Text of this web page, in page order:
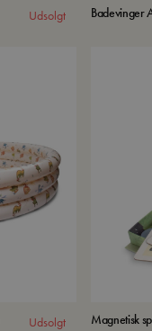
Udsolgt Badevinger
Udsolgt Magnetisk